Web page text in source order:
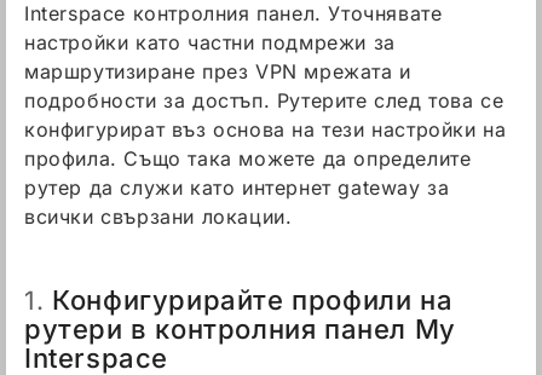
Interspace контролния панел. Уточнявате
настройки като частни подмрежи за
маршрутизиране през VPN мрежата и
подробности за достъп. Рутерите след това се
конфигурират въз основа на тези настройки на
профила. Също така можете да определите
рутер да служи като интернет gateway за
всички свързани локации.
1. Конфигурирайте профили на
рутери в контролния панел My
Interspace